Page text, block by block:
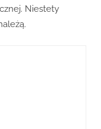
Niestety